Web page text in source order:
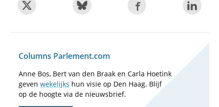
Columns Parlement.com
Anne Bos, Bert van den Braak en Carla Hoetink
geven wekelijks hun visie op Den Haag. Blijf
op de hoogte via de nieuwsbrief.